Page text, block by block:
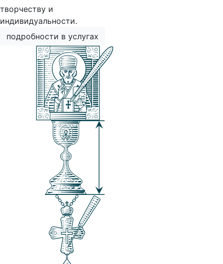
творчеству и
индивидуальности.
подробности в услугах